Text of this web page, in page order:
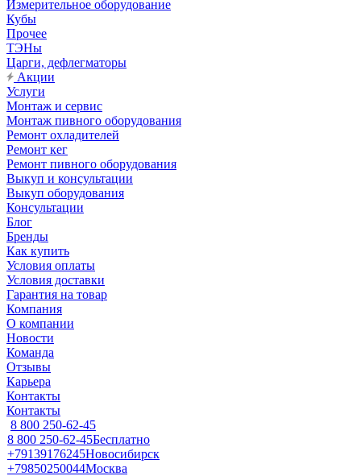
Измерительное оборудование
Кубы
Прочее
ТЭНы
Царги, дефлегматоры
Акции
Услуги
Монтаж и сервис
Монтаж пивного оборудования
Ремонт охладителей
Ремонт кег
Ремонт пивного оборудования
Выкуп и консультации
Выкуп оборудования
Консультации
Блог
Бренды
Как купить
Условия оплаты
Условия доставки
Гарантия на товар
Компания
О компании
Новости
Команда
Отзывы
Карьера
Контакты
Контакты
8 800 250-62-45
8 800 250-62-45Бесплатно
+79139176245Новосибирск
+79850250044Москва